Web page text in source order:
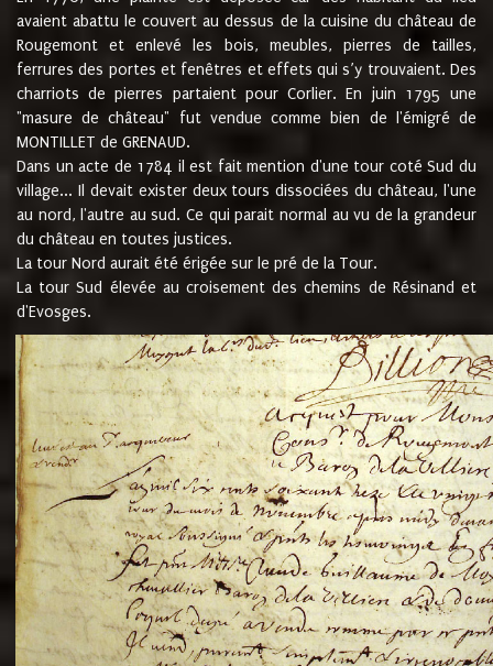
avaient abattu le couvert au dessus de la cuisine du château de
Rougemont et enlevé les bois, meubles, pierres de tailles,
ferrures des portes et fenêtres et effets qui s’y trouvaient. Des
charriots de pierres partaient pour Corlier. En juin 1795 une
"masure de château" fut vendue comme bien de l'émigré de
MONTILLET de GRENAUD.
Dans un acte de 1784 il est fait mention d'une tour coté Sud du
village... Il devait exister deux tours dissociées du château, l'une
au nord, l'autre au sud. Ce qui parait normal au vu de la grandeur
du château en toutes justices.
La tour Nord aurait été érigée sur le pré de la Tour.
La tour Sud élevée au croisement des chemins de Résinand et
d'Evosges.